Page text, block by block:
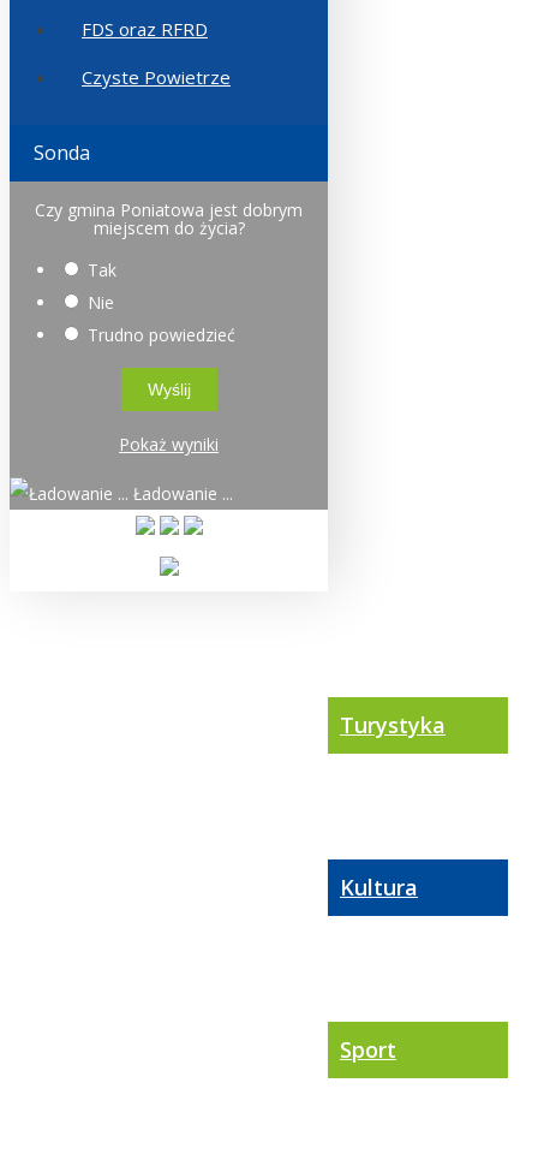
FDS oraz RFRD
Czyste Powietrze
Sonda
Czy gmina Poniatowa jest dobrym
miejscem do życia?
Tak
Nie
Trudno powiedzieć
Pokaż wyniki
Ładowanie ...
Turystyka
Kultura
Sport